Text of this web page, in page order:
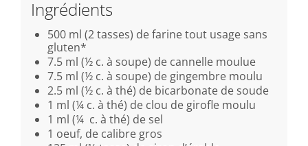
Ingrédients
500 ml (2 tasses) de farine tout usage sans
gluten*
7.5 ml (½ c. à soupe) de cannelle moulue
7.5 ml (½ c. à soupe) de gingembre moulu
2.5 ml (½ c. à thé) de bicarbonate de soude
1 ml (¼ c. à thé) de clou de girofle moulu
1 ml (¼ c. à thé) de sel
1 oeuf, de calibre gros